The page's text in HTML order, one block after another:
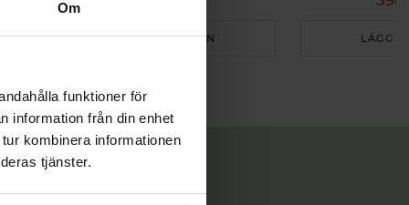
Om
funktioner för
information från din enhet
kombinera informationen
tjänster.
LÄGG I VARUKORGEN LÄGG I